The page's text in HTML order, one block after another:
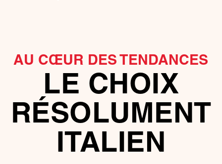
AU CŒUR DES TENDANCES
LE CHOIX
RÉSOLUMENT
ITALIEN